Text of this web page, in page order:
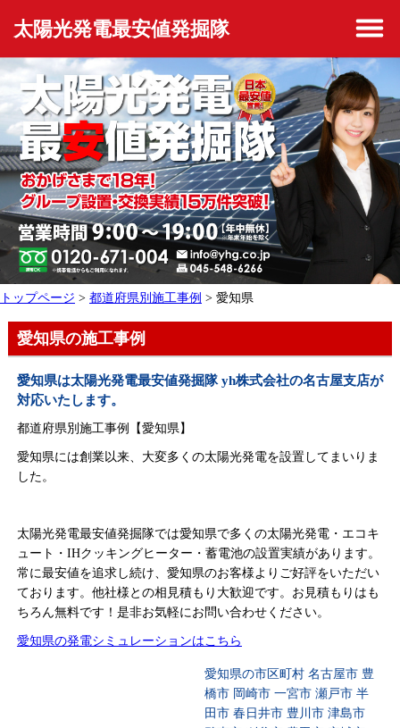
太陽光発電最安値発掘隊
トップページ > 都道府県別施工事例 > 愛知県
愛知県の施工事例
愛知県は太陽光発電最安値発掘隊 yh株式会社の名古屋支店が
対応いたします。
都道府県別施工事例【愛知県】
愛知県には創業以来、大変多くの太陽光発電を設置してまいりま
した。
太陽光発電最安値発掘隊では愛知県で多くの太陽光発電・エコキ
ュート・IHクッキングヒーター・蓄電池の設置実績があります。
常に最安値を追求し続け、愛知県のお客様よりご好評をいただい
ております。他社様との相見積もり大歓迎です。お見積もりはも
ちろん無料です！是非お気軽にお問い合わせください。
愛知県の発電シミュレーションはこちら
愛知県の市区町村 名古屋市 豊
橋市 岡崎市 一宮市 瀬戸市 半
田市 春日井市 豊川市 津島市